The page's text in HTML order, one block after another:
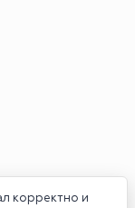
корректно и